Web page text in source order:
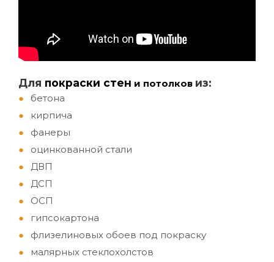
Для покраски стен и потолков из:
бетона
кирпича
фанеры
оцинкованной стали
ДВП
ДСП
ОСП
гипсокартона
флизелиновых обоев под покраску
малярных стеклохолстов